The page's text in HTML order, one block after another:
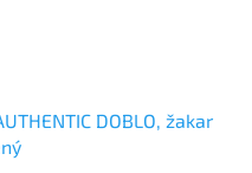
DOBLO, žakar